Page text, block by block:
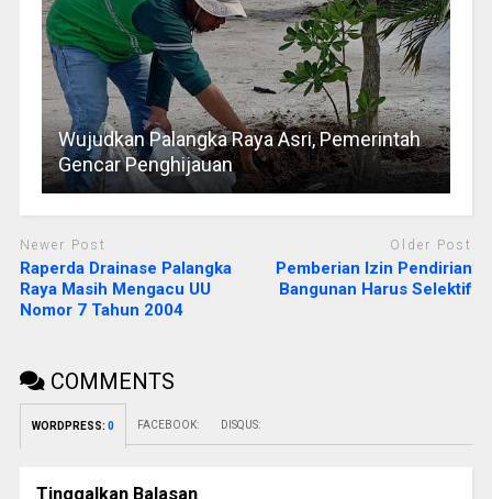
Wujudkan Palangka Raya Asri, Pemerintah
Gencar Penghijauan
Newer Post
Raperda Drainase Palangka
Raya Masih Mengacu UU
Nomor 7 Tahun 2004
Older Post
Pemberian Izin Pendirian
Bangunan Harus Selektif
COMMENTS
WORDPRESS: 0 FACEBOOK: DISQUS:
Tinggalkan Balasan